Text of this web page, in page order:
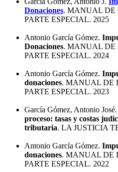
Donaciones. MANUAL DE
PARTE ESPECIAL. 2025
Antonio García Gómez.
Donaciones. MANUAL DE
PARTE ESPECIAL. 2024
Antonio García Gómez.
donaciones. MANUAL DE
PARTE ESPECIAL. 2023
García Gómez, Antonio José.
proceso: tasas y costas
tributaria. LA JUSTICIA
Antonio García Gómez.
donaciones. MANUAL DE
PARTE ESPECIAL. 2022